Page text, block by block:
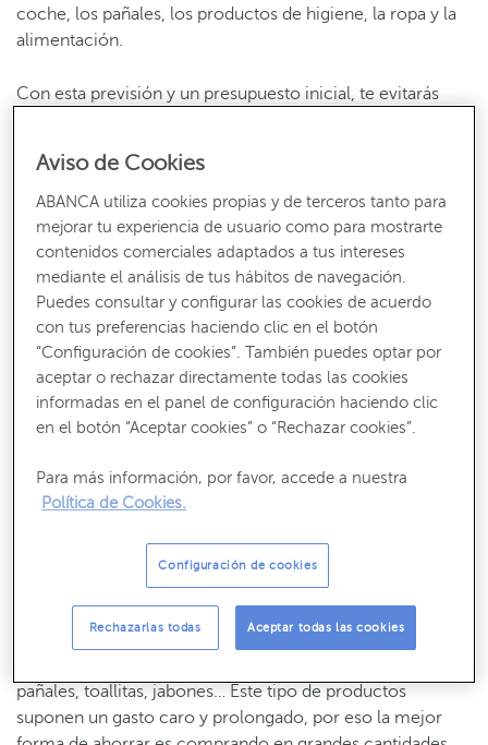
coche, los pañales, los productos de higiene, la ropa y la
alimentación.
Con esta previsión y un presupuesto inicial, te evitarás
primerizos. Es necesario tener en cuenta que
que nos gusta es indispensable y reservar presupuesto
para lo que sí lo es.
Recibe nuestros contenidos más útiles
Consejos, claves y ¡todo lo que debes saber para gestionar tus finanzas!
SUSCRÍBETE
Adelantar las compras aprovechando ofertas es una
buena opción para ahorrar dinero. Podemos ahorrar
aprovechando descuentos o
pañales, toallitas, jabones… Este tipo de productos
suponen un gasto caro y prolongado, por eso la mejor
Aviso de Cookies
ABANCA utiliza cookies propias y de terceros tanto para
mejorar tu experiencia de usuario como para mostrarte
contenidos comerciales adaptados a tus intereses
mediante el análisis de tus hábitos de navegación.
Puedes consultar y configurar las cookies de acuerdo
con tus preferencias haciendo clic en el botón
“Configuración de cookies”. También puedes optar por
aceptar o rechazar directamente todas las cookies
informadas en el panel de configuración haciendo clic
en el botón “Aceptar cookies” o “Rechazar cookies”.
Para más información, por favor, accede a nuestra
Política de Cookies.
Configuración de cookies
Rechazarlas todas Aceptar todas las cookies